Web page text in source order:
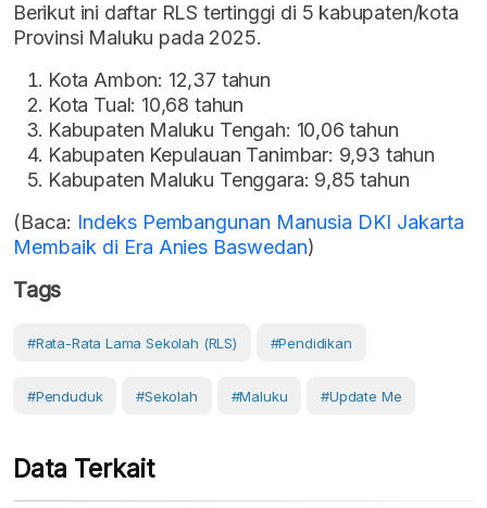
Berikut ini daftar RLS tertinggi di 5 kabupaten/kota
Provinsi Maluku pada 2025.
Kota Ambon: 12,37 tahun
Kota Tual: 10,68 tahun
Kabupaten Maluku Tengah: 10,06 tahun
Kabupaten Kepulauan Tanimbar: 9,93 tahun
Kabupaten Maluku Tenggara: 9,85 tahun
(Baca: Indeks Pembangunan Manusia DKI Jakarta
Membaik di Era Anies Baswedan)
Tags
#Rata-Rata Lama Sekolah (RLS) #Pendidikan
#Penduduk #Sekolah #Maluku #Update Me
Data Terkait